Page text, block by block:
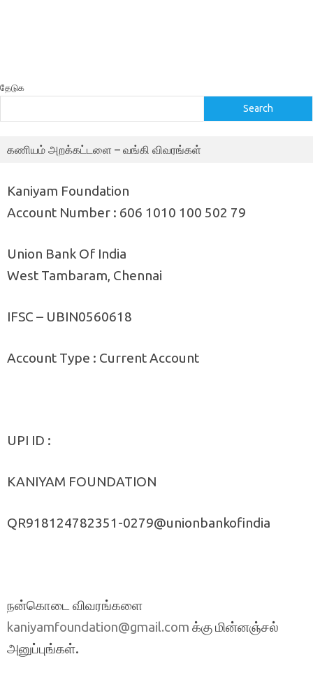
தேடுக
Search
கணியம் அறக்கட்டளை – வங்கி விவரங்கள்
Kaniyam Foundation
Account Number : 606 1010 100 502 79
Union Bank Of India
West Tambaram, Chennai
IFSC – UBIN0560618
Account Type : Current Account
UPI ID :
KANIYAM FOUNDATION
QR918124782351-0279@unionbankofindia
நன்கொடை விவரங்களை
kaniyamfoundation@gmail.com க்கு மின்னஞ்சல்
அனுப்புங்கள்.